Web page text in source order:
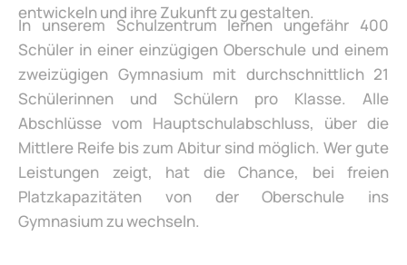
entwickeln und ihre Zukunft zu gestalten.
In unserem Schulzentrum lernen ungefähr 400
Schüler in einer einzügigen Oberschule und einem
zweizügigen Gymnasium mit durchschnittlich 21
Schülerinnen und Schülern pro Klasse. Alle
Abschlüsse vom Hauptschulabschluss, über die
Mittlere Reife bis zum Abitur sind möglich. Wer gute
Leistungen zeigt, hat die Chance, bei freien
Platzkapazitäten von der Oberschule ins
Gymnasium zu wechseln.